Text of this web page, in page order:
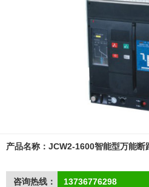
产品名称：JCW2-1600智能型万能断
咨询热线： 13736776298